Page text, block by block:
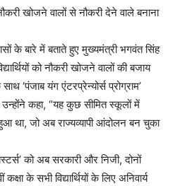
नौकरी खोजने वालों से नौकरी देने वाले बनाना
के बारे में बताते हुए मुख्यमंत्री भगवंत सिंह
को नौकरी खोजने वालों की बजाय
‘पंजाब यंग एंटरप्रेन्योर्स प्रोग्राम’
कहा, “यह कुछ सीमित स्कूलों में
था, जो अब राज्यव्यापी आंदोलन बन चुका
को अब सरकारी और निजी, दोनों
के सभी विद्यार्थियों के लिए अनिवार्य